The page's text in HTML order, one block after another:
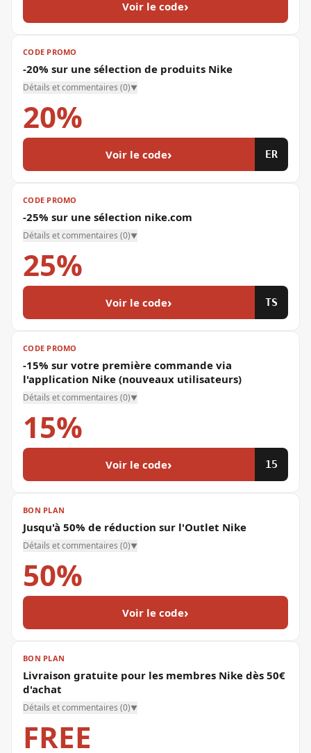
Voir le code›
20%
CODE PROMO
-20% sur une sélection de produits Nike
Détails et commentaires (0)▼
Voir le code› ER
25%
CODE PROMO
-25% sur une sélection nike.com
Détails et commentaires (0)▼
Voir le code› TS
15%
CODE PROMO
-15% sur votre première commande via
l'application Nike (nouveaux utilisateurs)
Détails et commentaires (0)▼
Voir le code› 15
50%
BON PLAN
Jusqu'à 50% de réduction sur l'Outlet Nike
Détails et commentaires (0)▼
Voir le code›
FREE
BON PLAN
Livraison gratuite pour les membres Nike dès 50€
d'achat
Détails et commentaires (0)▼